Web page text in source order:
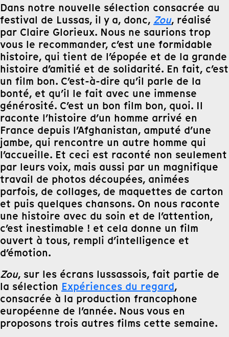
Dans notre nouvelle sélection consacrée au
festival de Lussas, il y a, donc, Zou, réalisé
par Claire Glorieux. Nous ne saurions trop
vous le recommander, c’est une formidable
histoire, qui tient de l’épopée et de la grande
histoire d’amitié et de solidarité. En fait, c’est
un film bon. C’est-à-dire qu’il parle de la
bonté, et qu’il le fait avec une immense
générosité. C’est un bon film bon, quoi. Il
raconte l’histoire d’un homme arrivé en
France depuis l’Afghanistan, amputé d’une
jambe, qui rencontre un autre homme qui
l’accueille. Et ceci est raconté non seulement
par leurs voix, mais aussi par un magnifique
travail de photos découpées, animées
parfois, de collages, de maquettes de carton
et puis quelques chansons. On nous raconte
une histoire avec du soin et de l’attention,
c’est inestimable ! et cela donne un film
ouvert à tous, rempli d’intelligence et
d’émotion.
Zou, sur les écrans lussassois, fait partie de
la sélection Expériences du regard,
consacrée à la production francophone
européenne de l’année. Nous vous en
proposons trois autres films cette semaine.